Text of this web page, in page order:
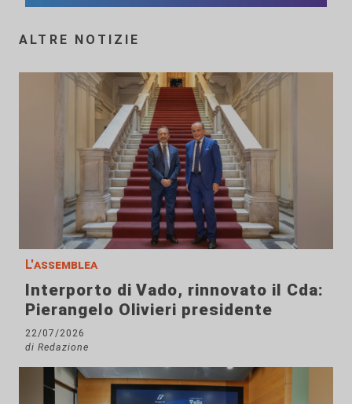
ALTRE NOTIZIE
L'assemblea
Interporto di Vado, rinnovato il Cda:
Pierangelo Olivieri presidente
22/07/2026
di Redazione